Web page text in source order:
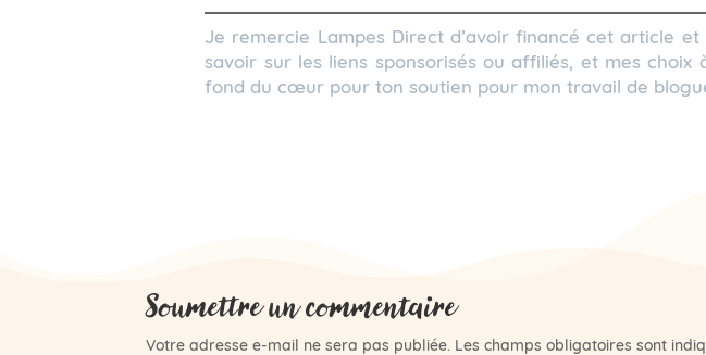
Je remercie Lampes Direct d’avoir financé cet article
savoir sur les liens sponsorisés ou affiliés, et mes
fond du cœur pour ton soutien pour mon travail de
Soumettre un commentaire
Votre adresse e-mail ne sera pas publiée. Les champs obligatoires sont